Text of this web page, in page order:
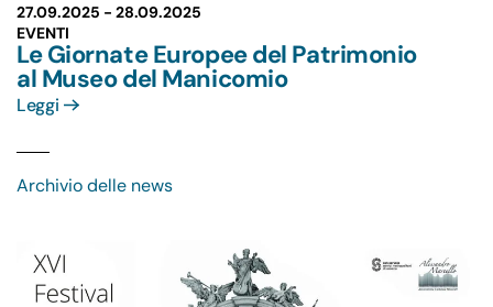
27.09.2025 - 28.09.2025
EVENTI
Le Giornate Europee del Patrimonio
al Museo del Manicomio
Leggi
Archivio delle news